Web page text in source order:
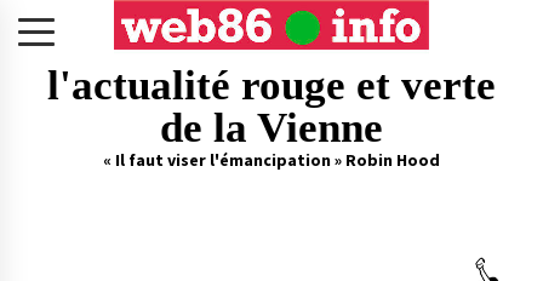
l'actualité rouge et verte
de la Vienne
« Il faut viser l'émancipation » Robin Hood